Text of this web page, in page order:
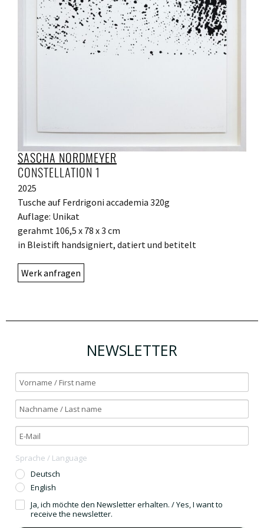
SASCHA NORDMEYER
CONSTELLATION 1
2025
Tusche auf Ferdrigoni accademia 320g
Auflage: Unikat
gerahmt 106,5 x 78 x 3 cm
in Bleistift handsigniert, datiert und betitelt
Werk anfragen
NEWSLETTER
Sprache / Language
Deutsch
English
Ja, ich möchte den Newsletter erhalten. / Yes, I want to
receive the newsletter.